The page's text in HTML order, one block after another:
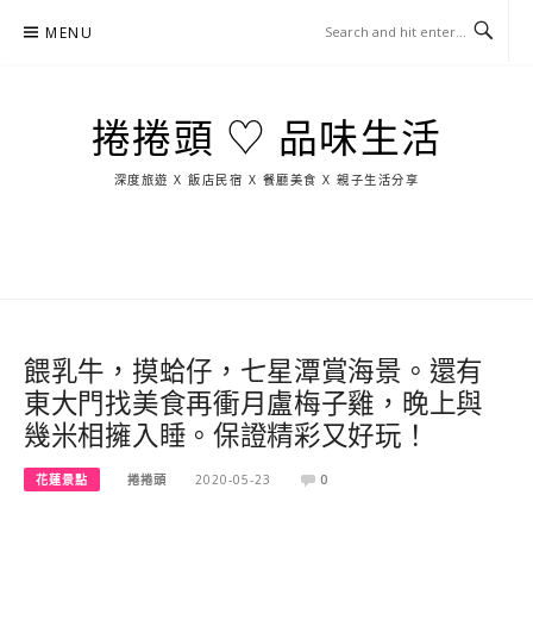
MENU
捲捲頭 ♡ 品味生活
深度旅遊 X 飯店民宿 X 餐廳美食 X 親子生活分享
餵乳牛，摸蛤仔，七星潭賞海景。還有
東大門找美食再衝月盧梅子雞，晚上與
幾米相擁入睡。保證精彩又好玩！
花蓮景點 捲捲頭 2020-05-23 0